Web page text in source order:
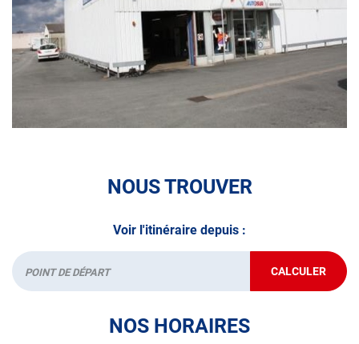
• le contrôle des véhicules hybrides ou électriques
• le contrôle technique des véhicules GPL/Gaz*
• le contrôle de la Catégorie L (moto, scooter, mobylette, 3
roues, quad, voiturette, voiture sans permis)
• le pré-contrôle contrôle technique ou contrôle technique
N’attendez plus pour votre sécurité et faire vérifier votre
véhicule : Prenez RDV dans votrecentre de contrôle
A très bientôt chezAUTOSUR ROMORANTIN-LANTHENAY
*Prestation à vérifier auprès du centre
NOUS TROUVER
Voir l'itinéraire depuis :
Départ CALCULER
JUSQU'AU
POINT
NOS HORAIRES